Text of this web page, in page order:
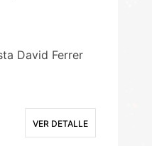
David Ferrer
VER DETALLE